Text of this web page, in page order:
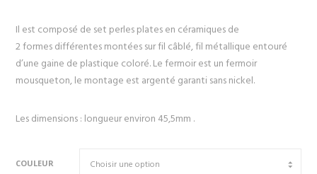
Il est composé de set perles plates en céramiques de
2 formes différentes montées sur fil câblé, fil métallique entouré
d’une gaine de plastique coloré. Le fermoir est un fermoir
mousqueton, le montage est argenté garanti sans nickel.
Les dimensions : longueur environ 45,5mm .
COULEUR